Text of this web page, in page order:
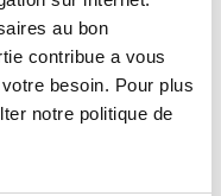
au bon
contribue a vous
besoin. Pour plus
notre politique de